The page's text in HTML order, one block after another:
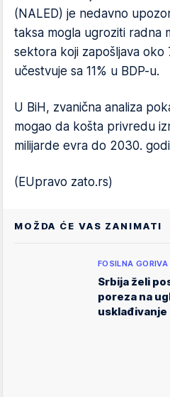
(NALED) je nedavno
taksa mogla ugroziti radna
sektora koji zapošljava oko
učestvuje sa 11% u BDP-u.
U BiH, zvanična analiza
mogao da košta privredu
milijarde evra do 2030.
(EUpravo zato.rs)
MOŽDA ĆE VAS ZANIMATI
FOSILNA GORIVA
Srbija želi
poreza na
usklađivanje